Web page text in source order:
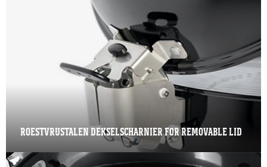
ROESTVRIJSTALEN DEKSELSCHARNIER FOR REMOVABLE LID